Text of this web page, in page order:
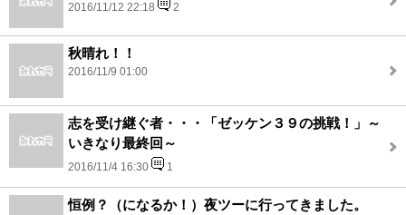
2016/11/12 22:18 2
秋晴れ！！
2016/11/9 01:00
志を受け継ぐ者・・・「ゼッケン３９の挑戦！」～
いきなり最終回～
2016/11/4 16:30 1
恒例？（になるか！）夜ツーに行ってきました。